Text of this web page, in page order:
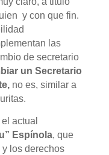
y con que fin.
las
de secretario
un Secretario
no es, similar a
actual
Espínola, que
los derechos